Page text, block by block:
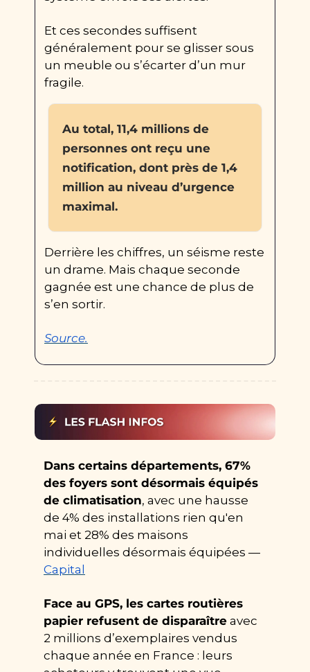
Et ces secondes suffisent
généralement pour se glisser sous
un meuble ou s’écarter d’un mur
fragile.
Au total, 11,4 millions de
personnes ont reçu une
notification, dont près de 1,4
million au niveau d’urgence
maximal.
Derrière les chiffres, un séisme reste
un drame. Mais chaque seconde
gagnée est une chance de plus de
s’en sortir.
Source.
Dans certains départements, 67%
des foyers sont désormais équipés
de climatisation, avec une hausse
de 4% des installations rien qu'en
mai et 28% des maisons
Capital
Face au GPS, les cartes routières
papier refusent de disparaître avec
2 millions d’exemplaires vendus
chaque année en France : leurs